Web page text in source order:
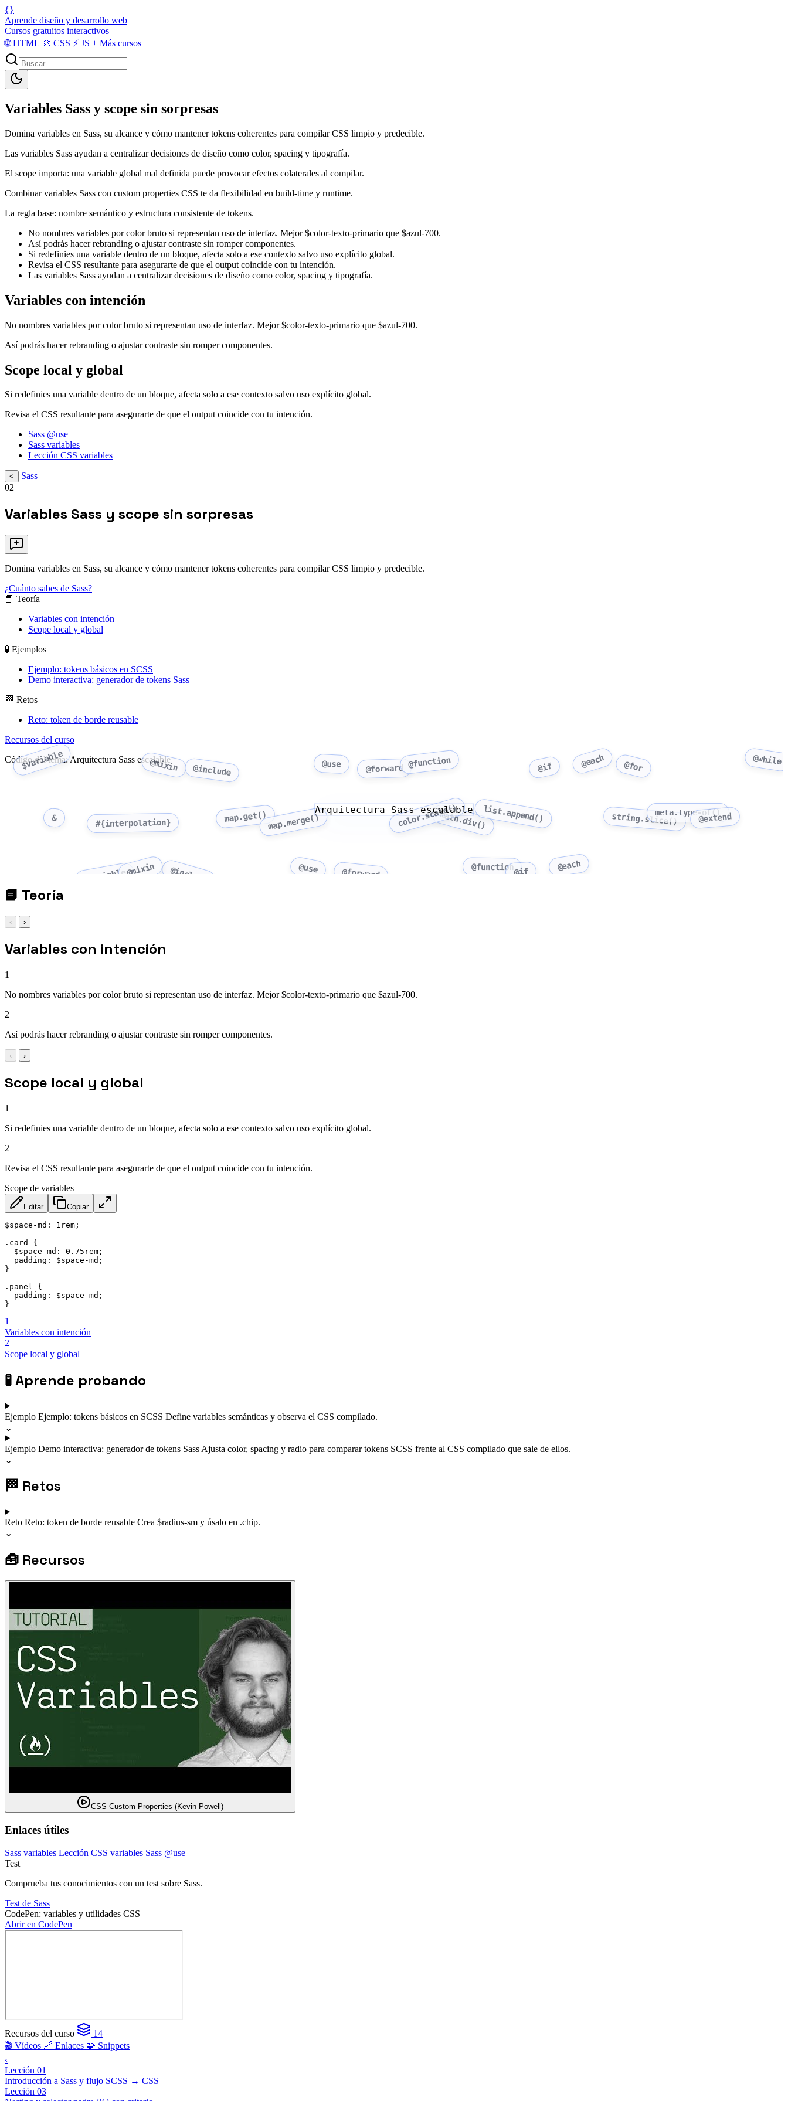
{}
Aprende diseño y desarrollo web
Cursos gratuitos interactivos
🌐HTML 🎨 CSS ⚡ JS + Más cursos
Variables Sass y scope sin sorpresas
Domina variables en Sass, su alcance y cómo mantener tokens coherentes para compilar CSS limpio y predecible.
Las variables Sass ayudan a centralizar decisiones de diseño como color, spacing y tipografía.
El scope importa: una variable global mal definida puede provocar efectos colaterales al compilar.
Combinar variables Sass con custom properties CSS te da flexibilidad en build-time y runtime.
La regla base: nombre semántico y estructura consistente de tokens.
No nombres variables por color bruto si representan uso de interfaz. Mejor $color-texto-primario que $azul-700.
Así podrás hacer rebranding o ajustar contraste sin romper componentes.
Si redefinies una variable dentro de un bloque, afecta solo a ese contexto salvo uso explícito global.
Revisa el CSS resultante para asegurarte de que el output coincide con tu intención.
Las variables Sass ayudan a centralizar decisiones de diseño como color, spacing y tipografía.
Variables con intención
No nombres variables por color bruto si representan uso de interfaz. Mejor $color-texto-primario que $azul-700.
Así podrás hacer rebranding o ajustar contraste sin romper componentes.
Scope local y global
Si redefinies una variable dentro de un bloque, afecta solo a ese contexto salvo uso explícito global.
Revisa el CSS resultante para asegurarte de que el output coincide con tu intención.
Sass @use
Sass variables
Lección CSS variables
<
Sass
02
Variables Sass y scope sin sorpresas
Domina variables en Sass, su alcance y cómo mantener tokens coherentes para compilar CSS limpio y predecible.
¿Cuánto sabes de Sass?
📘 Teoría
Variables con intención
Scope local y global
🧪 Ejemplos
Ejemplo: tokens básicos en SCSS
Demo interactiva: generador de tokens Sass
🏁 Retos
Reto: token de borde reusable
Recursos del curso
Código del tema: Arquitectura Sass escalable
$variable @mixin @include @use @forward @function @if @each @for @while
& #{interpolation} map.get()map.merge() color.scale()math.div()list.append() string.slice()meta.type-of()
@extend
$variable@mixin @include @use @forward @function@if @each
Arquitectura Sass escalable
📘 Teoría
‹ ›
Variables con intención
1
No nombres variables por color bruto si representan uso de interfaz. Mejor $color-texto-primario que $azul-700.
2
Así podrás hacer rebranding o ajustar contraste sin romper componentes.
‹ ›
Scope local y global
1
Si redefinies una variable dentro de un bloque, afecta solo a ese contexto salvo uso explícito global.
2
Revisa el CSS resultante para asegurarte de que el output coincide con tu intención.
Scope de variables
Editar Copiar
$space-md: 1rem;
.card {
  $space-md: 0.75rem;
  padding: $space-md;
}
.panel {
  padding: $space-md;
}
1
Variables con intención
2
Scope local y global
🧪Aprende probando
Ejemplo Ejemplo: tokens básicos en SCSS Define variables semánticas y observa el CSS compilado.
⌄
Ejemplo Demo interactiva: generador de tokens Sass Ajusta color, spacing y radio para comparar tokens SCSS frente al CSS compilado que sale de ellos.
⌄
🏁 Retos
Reto Reto: token de borde reusable Crea $radius-sm y úsalo en .chip.
⌄
🧰 Recursos
CSS Custom Properties (Kevin Powell)
Enlaces útiles
Sass variables Lección CSS variables Sass @use
Test
Comprueba tus conocimientos con un test sobre Sass.
Test de Sass
CodePen: variables y utilidades CSS
Abrir en CodePen
Recursos del curso
14
🎬 Vídeos 🔗 Enlaces 🧩 Snippets
‹
Lección 01
Introducción a Sass y flujo SCSS → CSS
Lección 03